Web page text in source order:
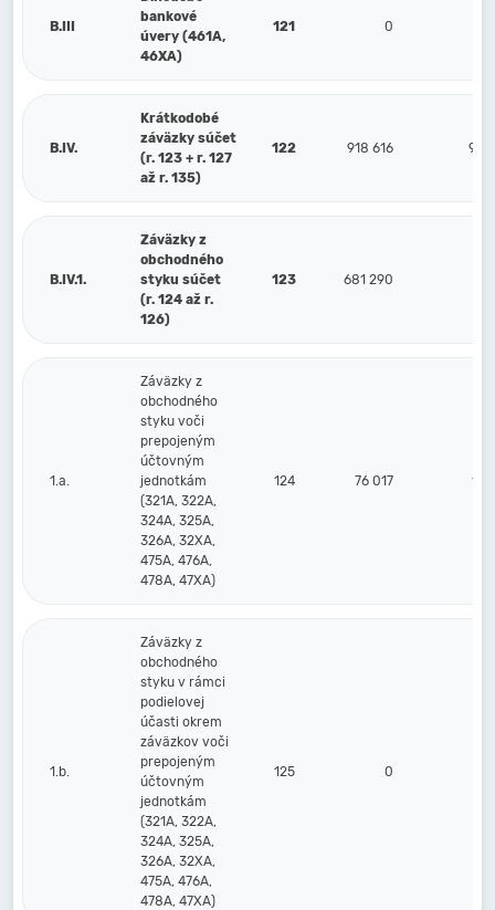
B.III
bankové
úvery (461A,
46XA)
121 0
B.IV.
Krátkodobé
záväzky súčet
(r. 123 + r. 127
až r. 135)
122 918 616
B.IV.1.
Záväzky z
obchodného
styku súčet
(r. 124 až r.
126)
123 681 290
1.a.
Záväzky z
obchodného
styku voči
prepojeným
účtovným
jednotkám
(321A, 322A,
324A, 325A,
326A, 32XA,
475A, 476A,
478A, 47XA)
124 76 017
1.b.
Záväzky z
obchodného
styku v rámci
podielovej
účasti okrem
záväzkov voči
prepojeným
účtovným
jednotkám
(321A, 322A,
324A, 325A,
326A, 32XA,
475A, 476A,
478A, 47XA)
125 0